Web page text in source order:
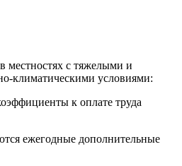
местностях с тяжелыми и
климатическими условиями:
к оплате труда
ежегодные дополнительные